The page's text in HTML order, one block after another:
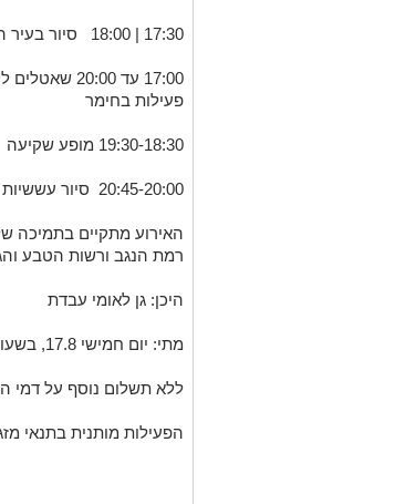
17:30 | 18:00 סיור בעיר העליונה (40 דק)
17:00 עד
פעילות בחימר
19:30-18:30 מופע שקיעה
20:45-20:00 סיור עששיות בעיר העליונה
האירוע מתקיים בתמיכה
רמת הנגב ורשות הטבע
היכן: גן לאומי עבדת
מתי: יום חמישי 17.8, בשעות 17:00-20:00
ללא תשלום נוסף על דמי
הפעילות מותנית בתנאי